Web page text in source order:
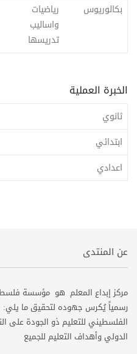
بكالوريوس
رياضيات
واساليب
تدريسها
الخبرة العملية
ثانوي
ابتدائي
اعدادي
عن المنتدى
مركز إبداع المعلم هو مؤسسة
الفلسطيني للتعليم ذو الجودة على
الدولي وأهداف التعليم للجميع